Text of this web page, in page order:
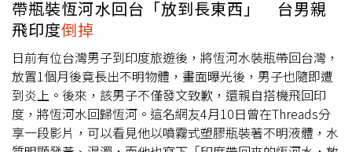
擦了什麼？你放在碗裡，我大不了直接倒掉 ，輕輕鬆鬆，反
正最後碗都要過洗碗精，有差嗎」、「覺得客人挺貼心的，
衛生紙很容易因為風吹掉落，掉到地上要撿更浪費時間」、
「做餐廳服務員路過，這比把骨頭直接放桌上好很多」、
「我是服務業，沒吃完的倒同一碗，擦過的衛生紙放另一
碗，讓服務生能很快的把桌面上的東西收走」。另一派人則
說，「每間店規矩不同，我也覺得放裡面很髒」、「又不是
帶瓶裝恆河水回台「放到長東西」 台男親
飛印度倒掉
日前有位台灣男子到印度旅遊後，將恆河水裝瓶帶回台灣，
放置1個月後竟長出不明物體，畫面曝光後，男子也隨即遭
到炎上。後來，該男子不僅發文致歉，還親自搭機飛回印
度，將恆河水回歸恆河。這名網友4月10日曾在Threads分
享一段影片，可以看見他以噴霧式塑膠瓶裝著不明液體，水